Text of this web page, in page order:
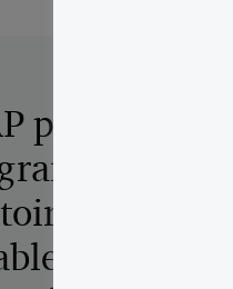
pour Toronto
ayant
de la
à la solide